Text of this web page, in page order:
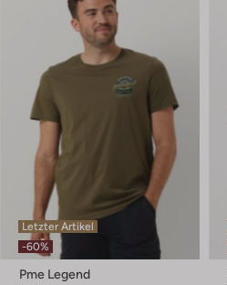
Letzter Artikel
-60%
Pme Legend